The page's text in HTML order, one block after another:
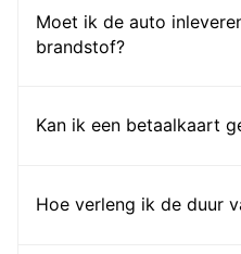
Moet ik de auto
brandstof?
Kan ik een betaalkaart
Hoe verleng ik de duur